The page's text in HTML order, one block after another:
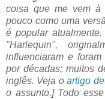
coisa que me vem
pouco como uma
é popular
"Harlequin",
influenciaram e
por décadas; muitos
inglês. Veja oartigo
o assunto.] Todo